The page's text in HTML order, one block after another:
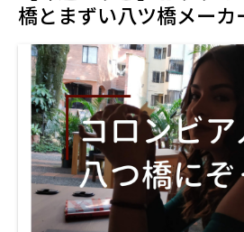
橋とまずい八ツ橋メーカ